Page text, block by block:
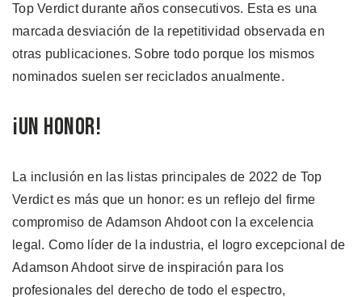
Top Verdict durante años consecutivos. Esta es una
marcada desviación de la repetitividad observada en
otras publicaciones. Sobre todo porque los mismos
nominados suelen ser reciclados anualmente.
¡Un Honor!
La inclusión en las listas principales de 2022 de Top
Verdict es más que un honor: es un reflejo del firme
compromiso de Adamson Ahdoot con la excelencia
legal. Como líder de la industria, el logro excepcional de
Adamson Ahdoot sirve de inspiración para los
profesionales del derecho de todo el espectro,